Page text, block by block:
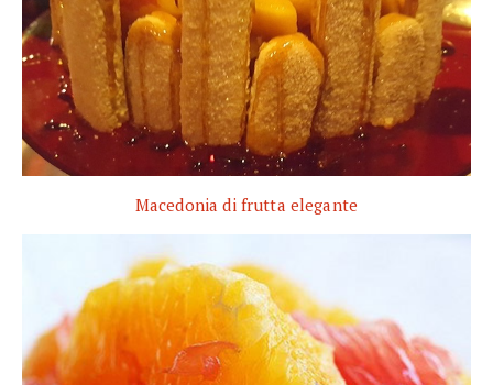
Macedonia di frutta elegante